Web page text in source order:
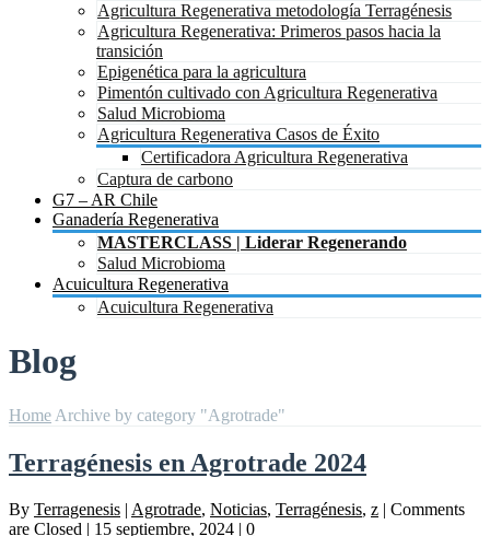
Agricultura Regenerativa metodología Terragénesis
Agricultura Regenerativa: Primeros pasos hacia la
transición
Epigenética para la agricultura
Pimentón cultivado con Agricultura Regenerativa
Salud Microbioma
Agricultura Regenerativa Casos de Éxito
Certificadora Agricultura Regenerativa
Captura de carbono
G7 – AR Chile
Ganadería Regenerativa
MASTERCLASS | Liderar Regenerando
Salud Microbioma
Acuicultura Regenerativa
Acuicultura Regenerativa
Blog
Home Archive by category "Agrotrade"
Terragénesis en Agrotrade 2024
By Terragenesis | Agrotrade, Noticias, Terragénesis, z | Comments
are Closed | 15 septiembre, 2024 | 0